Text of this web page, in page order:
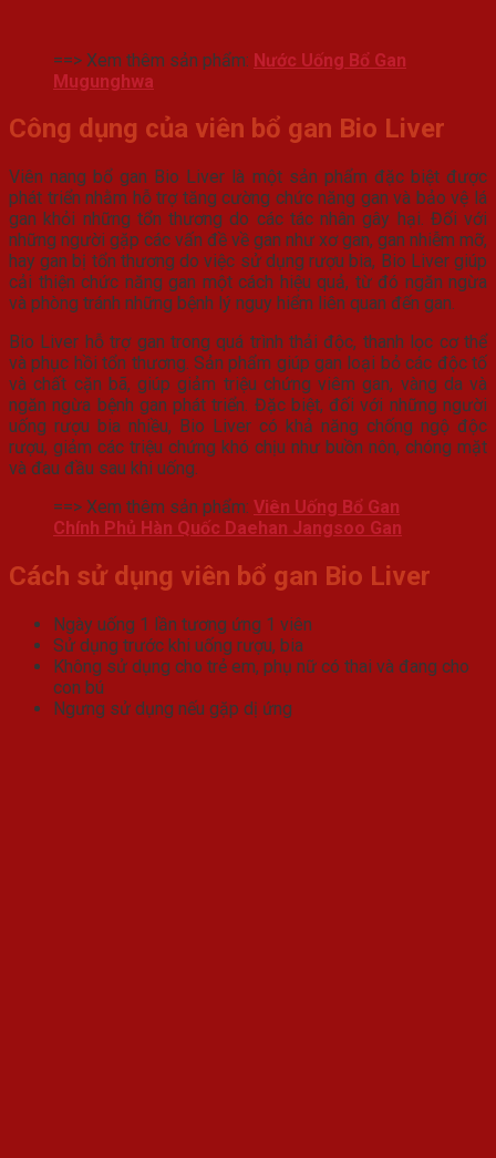
==> Xem thêm sản phẩm: Nước Uống Bổ Gan
Mugunghwa
Công dụng của viên bổ gan Bio Liver
Viên nang bổ gan Bio Liver là một sản phẩm đặc biệt được
phát triển nhằm hỗ trợ tăng cường chức năng gan và bảo vệ lá
gan khỏi những tổn thương do các tác nhân gây hại. Đối với
những người gặp các vấn đề về gan như xơ gan, gan nhiễm mỡ,
hay gan bị tổn thương do việc sử dụng rượu bia, Bio Liver giúp
cải thiện chức năng gan một cách hiệu quả, từ đó ngăn ngừa
và phòng tránh những bệnh lý nguy hiểm liên quan đến gan.
Bio Liver hỗ trợ gan trong quá trình thải độc, thanh lọc cơ thể
và phục hồi tổn thương. Sản phẩm giúp gan loại bỏ các độc tố
và chất cặn bã, giúp giảm triệu chứng viêm gan, vàng da và
ngăn ngừa bệnh gan phát triển. Đặc biệt, đối với những người
uống rượu bia nhiều, Bio Liver có khả năng chống ngộ độc
rượu, giảm các triệu chứng khó chịu như buồn nôn, chóng mặt
và đau đầu sau khi uống.
==> Xem thêm sản phẩm: Viên Uống Bổ Gan
Chính Phủ Hàn Quốc Daehan Jangsoo Gan
Cách sử dụng viên bổ gan Bio Liver
Ngày uống 1 lần tương ứng 1 viên
Sử dụng trước khi uống rượu, bia
Không sử dụng cho trẻ em, phụ nữ có thai và đang cho
con bú
Ngưng sử dụng nếu gặp dị ứng